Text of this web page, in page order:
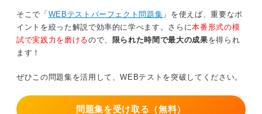
そこで「 WEBテストパーフェクト問題集 」を使えば、重要なポ
イントを絞った解説で効率的に学べます。さらに本番形式の模
試で実践力を磨けるので、 限られた時間で最大の成果を得られ
ます！
ぜひこの問題集を活用して、WEBテストを突破してください。
問題集を受け取る（無料）